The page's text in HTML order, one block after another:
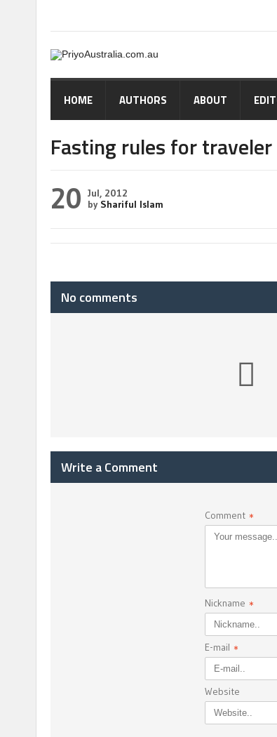
HOME AUTHORS ABOUT
Fasting rules for traveler
20 Jul, 2012
by Shariful Islam
No comments
Write a Comment
Comment *
Nickname *
E-mail *
Website